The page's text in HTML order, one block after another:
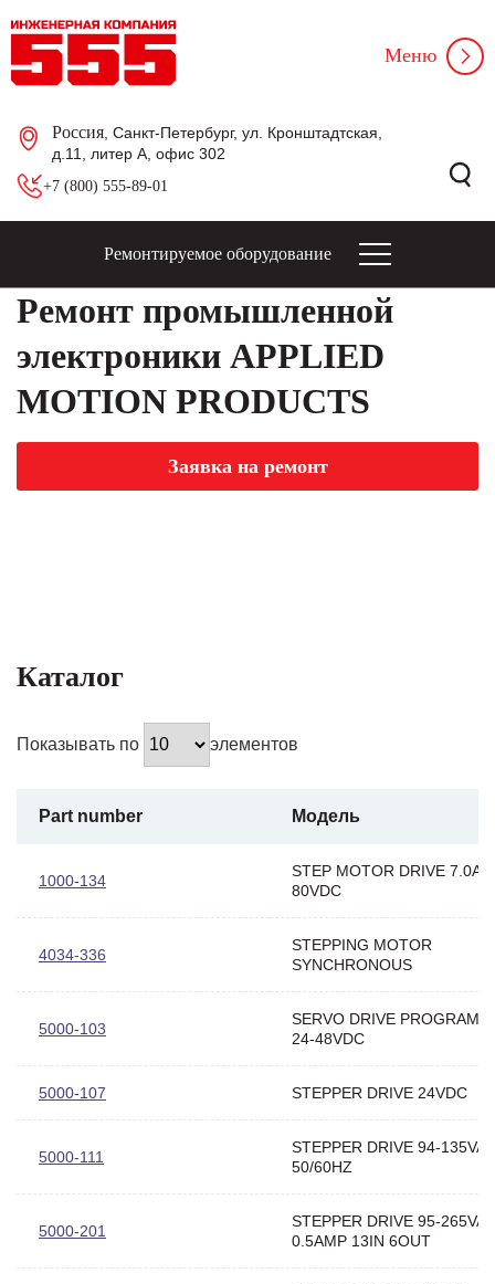
Россия , Санкт-Петербург, ул. Кронштадтская,
д.11, литер А, офис 302
+7 (800) 555-89-01
Меню
Ремонтируемое оборудование
Ремонт промышленной
электроники APPLIED
MOTION PRODUCTS
Заявка на ремонт
Каталог
Показывать по элементов
Part number Модель
1000-134
STEP MOTOR DRIVE
80VDC
4034-336
STEPPING MOTOR
SYNCHRONOUS
5000-103
SERVO DRIVE
24-48VDC
5000-107 STEPPER DRIVE 24VDC
5000-111
STEPPER DRIVE 94-
50/60HZ
5000-201
STEPPER DRIVE 95-
0.5AMP 13IN 6OUT